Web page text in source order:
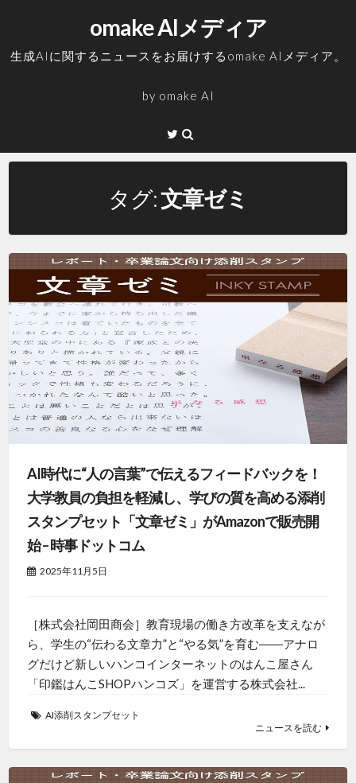
ッ
omake AIメディア
生成AIに関するニュースをお届けするomake AIメディア。
by omake AI
Twitter
タグ:文章ゼミ
AI時代に“人の言葉”で伝えるフィードバックを！
大学教員の負担を軽減し、学びの質を高める添削
スタンプセット「文章ゼミ」がAmazonで販売開
始 – 時事ドットコム
2025年11月5日
［株式会社岡田商会］教育現場の働き方改革を支えなが
ら、学生の“伝わる文章力”と“やる気”を育む――アナロ
グだけど新しいハンコインターネットのはんこ屋さん
「印鑑はんこSHOPハンコズ」を運営する株式会社...
AI添削スタンプセット
ニュースを読む